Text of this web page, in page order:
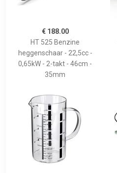
€ 188.00
HT 525 Benzine
heggenschaar - 22,5cc -
0,65kW - 2-takt - 46cm -
35mm